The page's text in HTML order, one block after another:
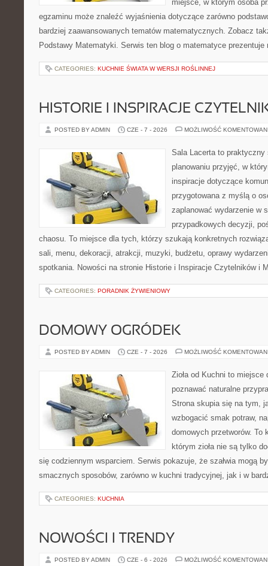
miejsce, w którym osoba
egzaminu może znaleźć wyjaśnienia dotyczące zarówno
bardziej zaawansowanych tematów matematycznych. Zobacz
Podstawy Matematyki. Serwis ten blog o matematyce
CATEGORIES: KUCHNIE ŚWIATA W WERSJI ROŚLINNEJ
HISTORIE I INSPIRACJE
POSTED BY ADMIN CZE - 7 - 2026 MOŻLIWOŚĆ
Sala Lacerta to praktyczny
planowaniu przyjęć, w
inspiracje dotyczące
przygotowana z myślą o
zaplanować wydarzenie w
przypadkowych decyzji,
chaosu. To miejsce dla tych, którzy szukają konkretnych
sali, menu, dekoracji, atrakcji, muzyki, budżetu, oprawy
spotkania. Nowości na stronie Historie i Inspiracje Czytelników i
CATEGORIES: PORADNIK ŻYWIENIOWY
DOMOWY OGRÓDEK
POSTED BY ADMIN CZE - 7 - 2026 MOŻLIWOŚĆ
Zioła od Kuchni to
poznawać naturalne
Strona skupia się na tym,
wzbogacić smak potraw,
domowych przetworów. To
którym zioła nie są tylko
się codziennym wsparciem. Serwis pokazuje, że szałwia mogą
smacznych sposobów, zarówno w kuchni tradycyjnej, jak i w
CATEGORIES: KUCHNIA
NOWOŚCI I TRENDY
POSTED BY ADMIN CZE - 6 - 2026 MOŻLIWOŚĆ